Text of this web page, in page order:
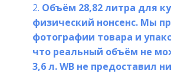
Объём 28,82 литра для
физический нонсенс. Мы
фотографии товара и
что реальный объём не
3,6 л. WB не предоставил